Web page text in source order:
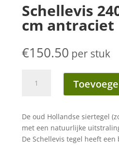
Schellevis
cm antraciet
€150.50 per stuk
240x60x12
aantal
De oud Hollandse siertegel
met een natuurlijke
De Schellevis tegel heeft